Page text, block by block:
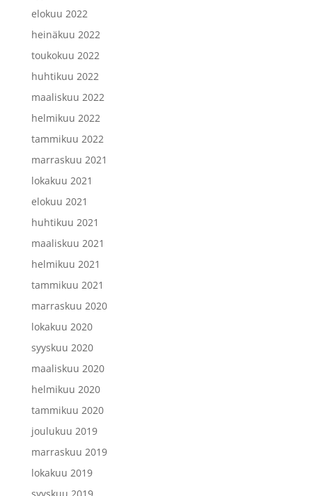
elokuu 2022
heinäkuu 2022
toukokuu 2022
huhtikuu 2022
maaliskuu 2022
helmikuu 2022
tammikuu 2022
marraskuu 2021
lokakuu 2021
elokuu 2021
huhtikuu 2021
maaliskuu 2021
helmikuu 2021
tammikuu 2021
marraskuu 2020
lokakuu 2020
syyskuu 2020
maaliskuu 2020
helmikuu 2020
tammikuu 2020
joulukuu 2019
marraskuu 2019
lokakuu 2019